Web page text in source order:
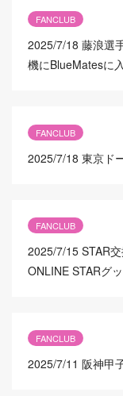
FANCLUB
2025/7/18 藤浪選
機にBlueMatesに
FANCLUB
2025/7/18 東京ド
FANCLUB
2025/7/15 STAR
ONLINE STARグ
FANCLUB
2025/7/11 阪神甲